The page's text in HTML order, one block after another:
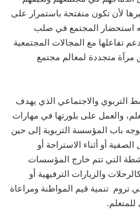
لأن تكون منفتحة باستمرار على
استحضار المجتمع في صلب
تفاعلها مع المجالات المجتمعية
مرآة متجددة لمعالم مجتمع
التربوي والاجتماعي الذي يهدف
والعمل على بلورتها في مهارات
باب المؤسسة التربوية إلى حين
أو أثناء الاستراحة أو
التي تتم خارج المؤسسات
والزيارات الترفيهية أو
تروم تنمية قيم المواطنة ومراعاة